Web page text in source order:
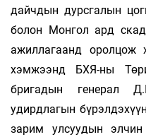
дайчдын дурсгалын
болон Монгол ард
ажиллагаанд оролцож
хэмжээнд БХЯ-ны
бригадын генерал
удирдлагын
зарим улсуудын